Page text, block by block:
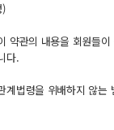
약관의 내용을 회원들
다.
계법령을 위배하지 않는